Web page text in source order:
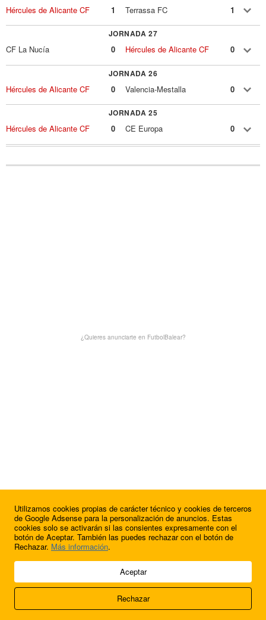
Hércules de Alicante CF 1 Terrassa FC 1
JORNADA 27
CF La Nucía 0 Hércules de Alicante CF 0
JORNADA 26
Hércules de Alicante CF 0 Valencia-Mestalla 0
JORNADA 25
Hércules de Alicante CF 0 CE Europa 0
¿Quieres anunciarte en FutbolBalear?
¿Quieres anunciarte en FutbolBalear?
© 2009 - 2026 Soluciones Corporativas IP, SL.
Acerca de nosotros
FútbolBalear
Utilizamos cookies propias de carácter técnico y cookies de terceros
de Google Adsense para la personalización de anuncios. Estas
cookies solo se activarán si las consientes expresamente con el
botón de Aceptar. También las puedes rechazar con el botón de
Rechazar. Más información.
Aceptar
Rechazar